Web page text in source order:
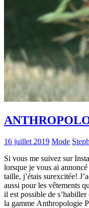
16 juillet 2019 Mode
Si vous me suivez sur
lorsque je vous ai
taille, j’étais surexcitée!
aussi pour les vêtements
il est possible de
la gamme Anthropologie